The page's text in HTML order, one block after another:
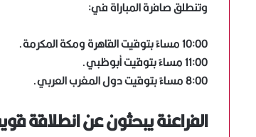
وتنطلق صافرة المباراة في:
10:00 مساءً بتوقيت القاهرة ومكة المكرمة.
11:00 مساءً بتوقيت أبوظبي.
8:00 مساءً بتوقيت دول المغرب العربي.
الفراعنة يبحثون عن انطلاقة